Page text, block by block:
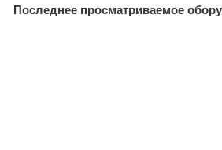
Последнее просматриваемое